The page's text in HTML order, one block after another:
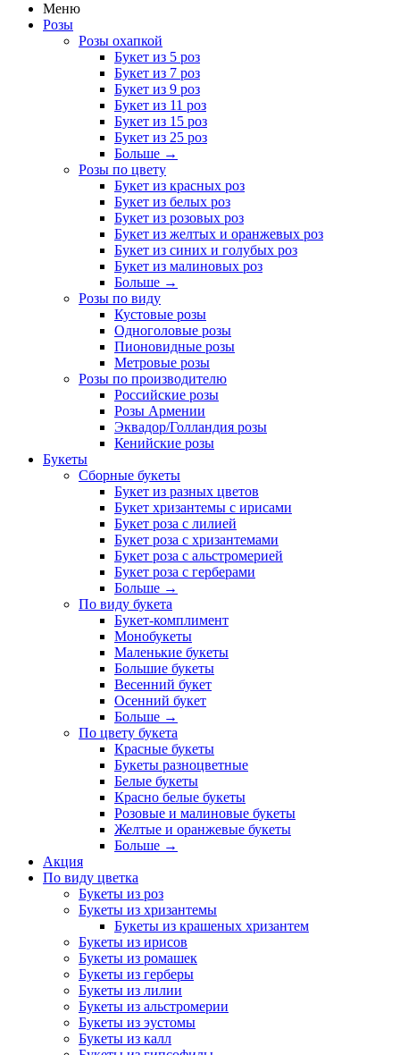
Меню
Розы
Розы охапкой
Букет из 5 роз
Букет из 7 роз
Букет из 9 роз
Букет из 11 роз
Букет из 15 роз
Букет из 25 роз
Больше →
Розы по цвету
Букет из красных роз
Букет из белых роз
Букет из розовых роз
Букет из желтых и оранжевых роз
Букет из синих и голубых роз
Букет из малиновых роз
Больше →
Розы по виду
Кустовые розы
Одноголовые розы
Пионовидные розы
Метровые розы
Розы по производителю
Российские розы
Розы Армении
Эквадор/Голландия розы
Кенийские розы
Букеты
Сборные букеты
Букет из разных цветов
Букет хризантемы с ирисами
Букет роза с лилией
Букет роза с хризантемами
Букет роза с альстромерией
Букет роза с герберами
Больше →
По виду букета
Букет-комплимент
Монобукеты
Маленькие букеты
Большие букеты
Весенний букет
Осенний букет
Больше →
По цвету букета
Красные букеты
Букеты разноцветные
Белые букеты
Красно белые букеты
Розовые и малиновые букеты
Желтые и оранжевые букеты
Больше →
Акция
По виду цветка
Букеты из роз
Букеты из хризантемы
Букеты из крашеных хризантем
Букеты из ирисов
Букеты из ромашек
Букеты из герберы
Букеты из лилии
Букеты из альстромерии
Букеты из эустомы
Букеты из калл